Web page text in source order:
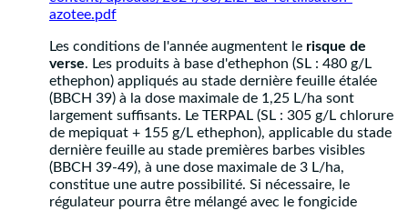
azotee.pdf
Les conditions de l'année augmentent le risque de
verse. Les produits à base d'ethephon (SL : 480 g/L
ethephon) appliqués au stade dernière feuille étalée
(BBCH 39) à la dose maximale de 1,25 L/ha sont
largement suffisants. Le TERPAL (SL : 305 g/L chlorure
de mepiquat + 155 g/L ethephon), applicable du stade
dernière feuille au stade premières barbes visibles
(BBCH 39-49), à une dose maximale de 3 L/ha,
constitue une autre possibilité. Si nécessaire, le
régulateur pourra être mélangé avec le fongicide